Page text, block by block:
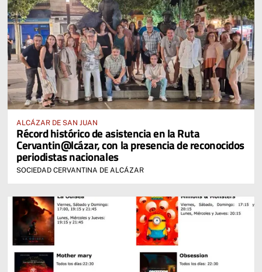
ALCÁZAR DE SAN JUAN
Récord histórico de asistencia en la Ruta
Cervantin@lcázar, con la presencia de reconocidos
periodistas nacionales
SOCIEDAD CERVANTINA DE ALCÁZAR